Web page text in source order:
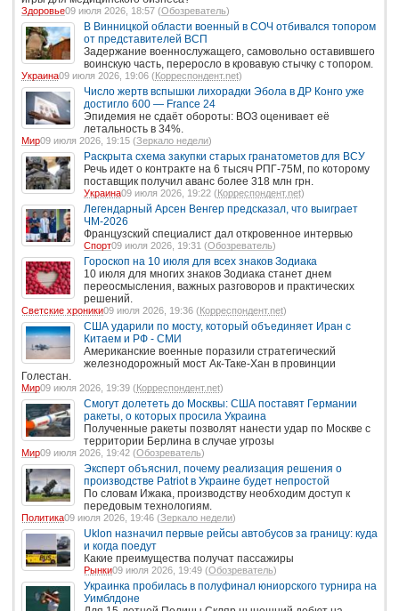
Здоровье09 июля 2026, 18:57 (Обозреватель)
В Винницкой области военный в СОЧ отбивался топором
от представителей ВСП
Задержание военнослужащего, самовольно оставившего
воинскую часть, переросло в кровавую стычку с топором.
Украина09 июля 2026, 19:06 (Корреспондент.net)
Число жертв вспышки лихорадки Эбола в ДР Конго уже
достигло 600 — France 24
Эпидемия не сдаёт обороты: ВОЗ оценивает её
летальность в 34%.
Мир09 июля 2026, 19:15 (Зеркало недели)
Раскрыта схема закупки старых гранатометов для ВСУ
Речь идет о контракте на 6 тысяч РПГ-75М, по которому
поставщик получил аванс более 318 млн грн.
Украина09 июля 2026, 19:22 (Корреспондент.net)
Легендарный Арсен Венгер предсказал, что выиграет
ЧМ-2026
Французский специалист дал откровенное интервью
Спорт09 июля 2026, 19:31 (Обозреватель)
Гороскоп на 10 июля для всех знаков Зодиака
10 июля для многих знаков Зодиака станет днем
переосмысления, важных разговоров и практических
решений.
Светские хроники09 июля 2026, 19:36 (Корреспондент.net)
США ударили по мосту, который объединяет Иран с
Китаем и РФ - СМИ
Американские военные поразили стратегический
железнодорожный мост Ак-Таке-Хан в провинции
Голестан.
Мир09 июля 2026, 19:39 (Корреспондент.net)
Смогут долететь до Москвы: США поставят Германии
ракеты, о которых просила Украина
Полученные ракеты позволят нанести удар по Москве с
территории Берлина в случае угрозы
Мир09 июля 2026, 19:42 (Обозреватель)
Эксперт объяснил, почему реализация решения о
производстве Patriot в Украине будет непростой
По словам Ижака, производству необходим доступ к
передовым технологиям.
Политика09 июля 2026, 19:46 (Зеркало недели)
Uklon назначил первые рейсы автобусов за границу: куда
и когда поедут
Какие преимущества получат пассажиры
Рынки09 июля 2026, 19:49 (Обозреватель)
Украинка пробилась в полуфинал юниорского турнира на
Уимблдоне